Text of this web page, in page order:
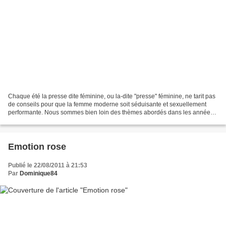
Chaque été la presse dite féminine, ou la-dite "presse" féminine, ne tarit pas
de conseils pour que la femme moderne soit séduisante et sexuellement
performante. Nous sommes bien loin des thèmes abordés dans les années
Emotion rose
Publié le 22/08/2011 à 21:53
Par Dominique84